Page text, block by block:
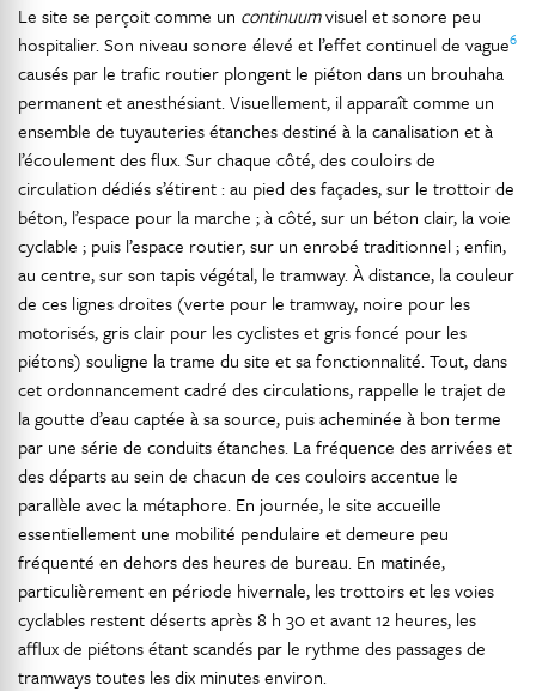
Le site se perçoit comme un continuumvisuel et sonore peu
hospitalier. Son niveau sonore élevé et l’effet continuel de vague6
causés par le trafic routier plongent le piéton dans un brouhaha
permanent et anesthésiant. Visuellement, il apparaît comme un
ensemble de tuyauteries étanches destiné à la canalisation et à
l’écoulement des flux. Sur chaque côté, des couloirs de
circulation dédiés s’étirent : au pied des façades, sur le trottoir de
béton, l’espace pour la marche ; à côté, sur un béton clair, la voie
cyclable ; puis l’espace routier, sur un enrobé traditionnel ; enfin,
au centre, sur son tapis végétal, le tramway. À distance, la couleur
de ces lignes droites (verte pour le tramway, noire pour les
motorisés, gris clair pour les cyclistes et gris foncé pour les
piétons) souligne la trame du site et sa fonctionnalité. Tout, dans
cet ordonnancement cadré des circulations, rappelle le trajet de
la goutte d’eau captée à sa source, puis acheminée à bon terme
par une série de conduits étanches. La fréquence des arrivées et
des départs au sein de chacun de ces couloirs accentue le
parallèle avec la métaphore. En journée, le site accueille
essentiellement une mobilité pendulaire et demeure peu
fréquenté en dehors des heures de bureau. En matinée,
particulièrement en période hivernale, les trottoirs et les voies
cyclables restent déserts après 8 h 30 et avant 12 heures, les
afflux de piétons étant scandés par le rythme des passages de
tramways toutes les dix minutes environ.